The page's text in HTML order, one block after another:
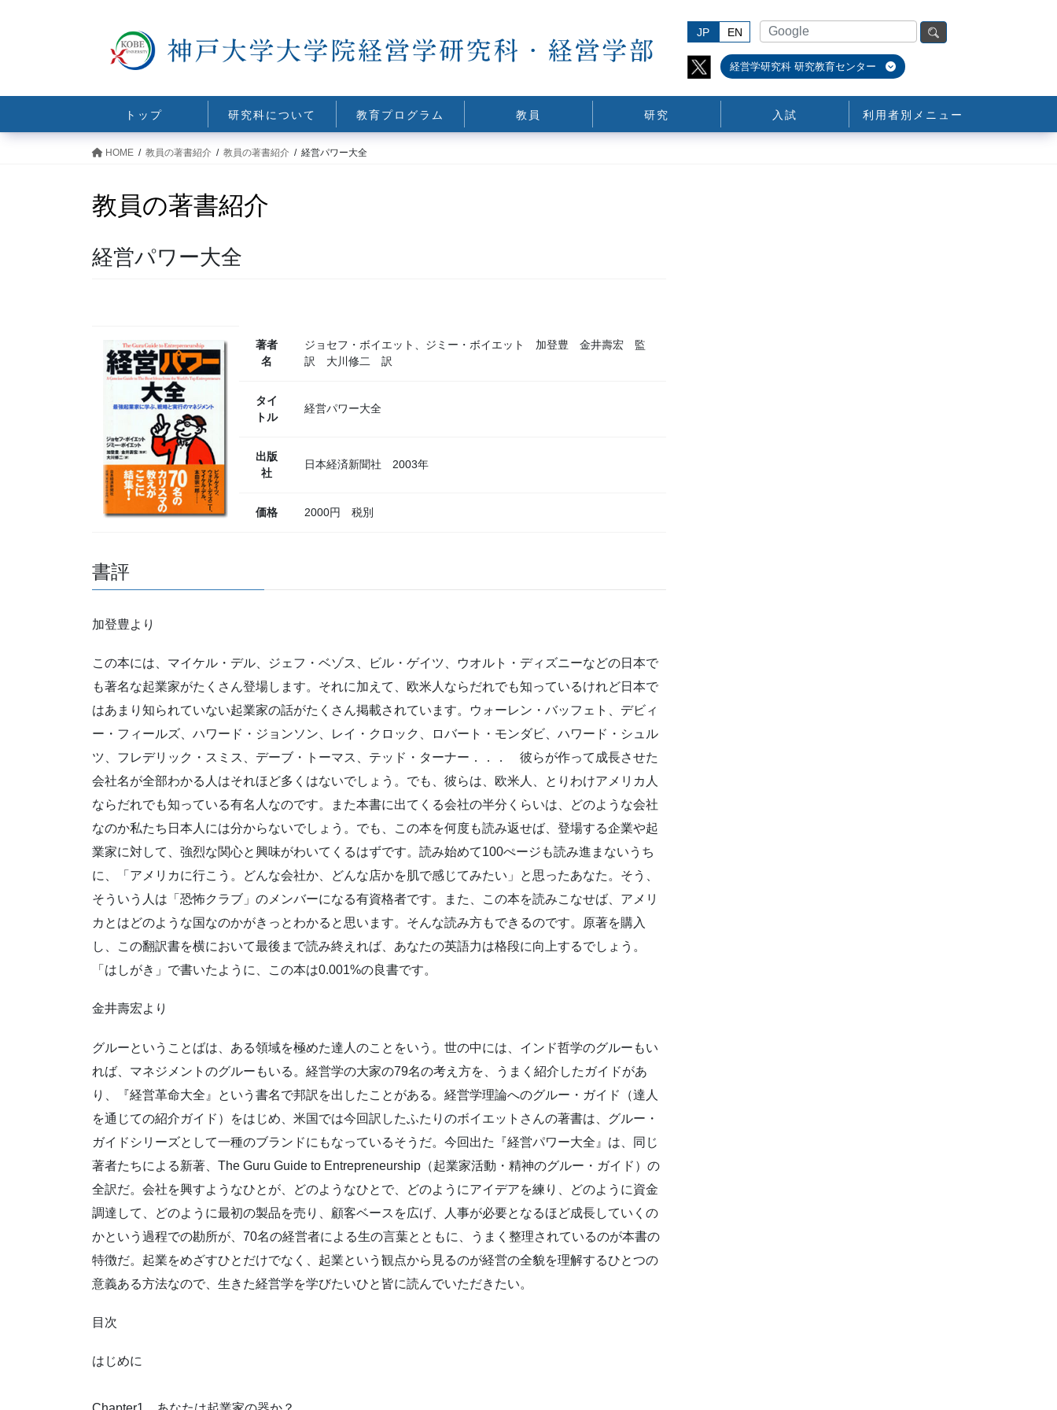
JP EN
経営学研究科 研究教育センター
トップ 研究科について 教育プログラム 教員 研究 入試 利用者別メニュー
HOME 教員の著書紹介 教員の著書紹介 経営パワー大全
教員の著書紹介
経営パワー大全
著者
名
ジョセフ・ボイエット、ジミー・ボイエット 加登豊 金井壽宏 監
訳 大川修二 訳
タイ
トル
経営パワー大全
出版
社
日本経済新聞社 2003年
価格 2000円 税別
書評
加登豊より
この本には、マイケル・デル、ジェフ・ベゾス、ビル・ゲイツ、ウオルト・ディズニーなどの日本で
も著名な起業家がたくさん登場します。それに加えて、欧米人ならだれでも知っているけれど日本で
はあまり知られていない起業家の話がたくさん掲載されています。ウォーレン・バッフェト、デビィ
ー・フィールズ、ハワード・ジョンソン、レイ・クロック、ロバート・モンダビ、ハワード・シュル
ツ、フレデリック・スミス、デーブ・トーマス、テッド・ターナー．．． 彼らが作って成長させた
会社名が全部わかる人はそれほど多くはないでしょう。でも、彼らは、欧米人、とりわけアメリカ人
ならだれでも知っている有名人なのです。また本書に出てくる会社の半分くらいは、どのような会社
なのか私たち日本人には分からないでしょう。でも、この本を何度も読み返せば、登場する企業や起
業家に対して、強烈な関心と興味がわいてくるはずです。読み始めて100ぺージも読み進まないうち
に、「アメリカに行こう。どんな会社か、どんな店かを肌で感じてみたい」と思ったあなた。そう、
そういう人は「恐怖クラブ」のメンバーになる有資格者です。また、この本を読みこなせば、アメリ
カとはどのような国なのかがきっとわかると思います。そんな読み方もできるのです。原著を購入
し、この翻訳書を横において最後まで読み終えれば、あなたの英語力は格段に向上するでしょう。
「はしがき」で書いたように、この本は0.001%の良書です。
金井壽宏より
グルーということばは、ある領域を極めた達人のことをいう。世の中には、インド哲学のグルーもい
れば、マネジメントのグルーもいる。経営学の大家の79名の考え方を、うまく紹介したガイドがあ
り、『経営革命大全』という書名で邦訳を出したことがある。経営学理論へのグルー・ガイド（達人
を通じての紹介ガイド）をはじめ、米国では今回訳したふたりのボイエットさんの著書は、グルー・
ガイドシリーズとして一種のブランドにもなっているそうだ。今回出た『経営パワー大全』は、同じ
著者たちによる新著、The Guru Guide to Entrepreneurship（起業家活動・精神のグルー・ガイド）の
全訳だ。会社を興すようなひとが、どのようなひとで、どのようにアイデアを練り、どのように資金
調達して、どのように最初の製品を売り、顧客ベースを広げ、人事が必要となるほど成長していくの
かという過程での勘所が、70名の経営者による生の言葉とともに、うまく整理されているのが本書の
特徴だ。起業をめざすひとだけでなく、起業という観点から見るのが経営の全貌を理解するひとつの
意義ある方法なので、生きた経営学を学びたいひと皆に読んでいただきたい。
目次
はじめに